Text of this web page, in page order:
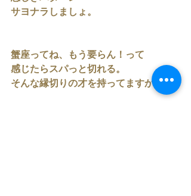
サヨナラしましょ。
蟹座ってね、もう要らん！って
感じたらスパっと切れる。
そんな縁切りの才を持ってますから。